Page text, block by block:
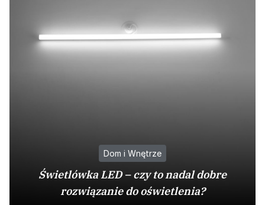
Dom i Wnętrze
Świetlówka LED – czy to nadal dobre
rozwiązanie do oświetlenia?